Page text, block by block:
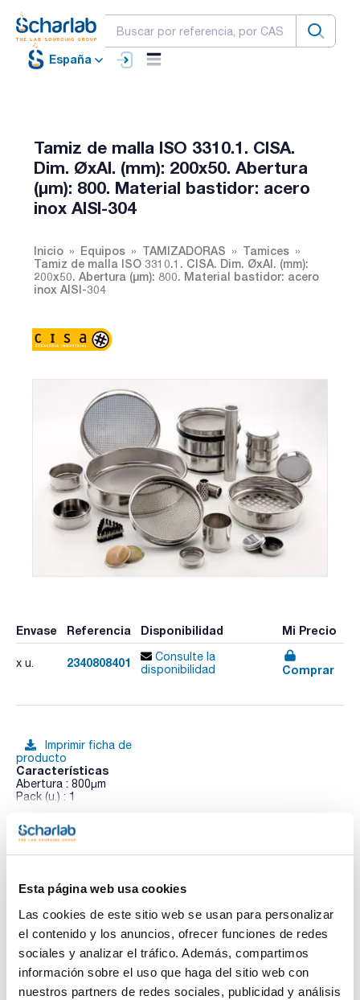
Esta página web usa cookies
Las cookies de este sitio web se usan para personalizar
el contenido y los anuncios, ofrecer funciones de redes
sociales y analizar el tráfico. Además, compartimos
información sobre el uso que haga del sitio web con
nuestros partners de redes sociales, publicidad y análisis
España
Tamiz de malla ISO 3310.1. CISA.
Dim. ØxAl. (mm): 200x50. Abertura
(µm): 800. Material bastidor: acero
inox AISI-304
Inicio Equipos TAMIZADORAS
Tamices
Tamiz de malla ISO 3310.1. CISA. Dim. ØxAl. (mm):
200x50. Abertura (µm): 800. Material bastidor: acero
inox AISI-304
Envase Referencia Disponibilidad Mi Precio
x u. 2340808401
Consulte la
disponibilidad
Comprar
Imprimir ficha de
producto
Características
Abertura : 800µm
Pack (u.) : 1
acero inoxidable según norma ISO 33101 de 200mm de
disponibles tamices de otras dimensiones.
Ver más
Documentación técnica
TDS / Ficha técnica
Regístrate para
descargas
COA
Regístrate para
descargas
SDS/ Hoja de seguridad